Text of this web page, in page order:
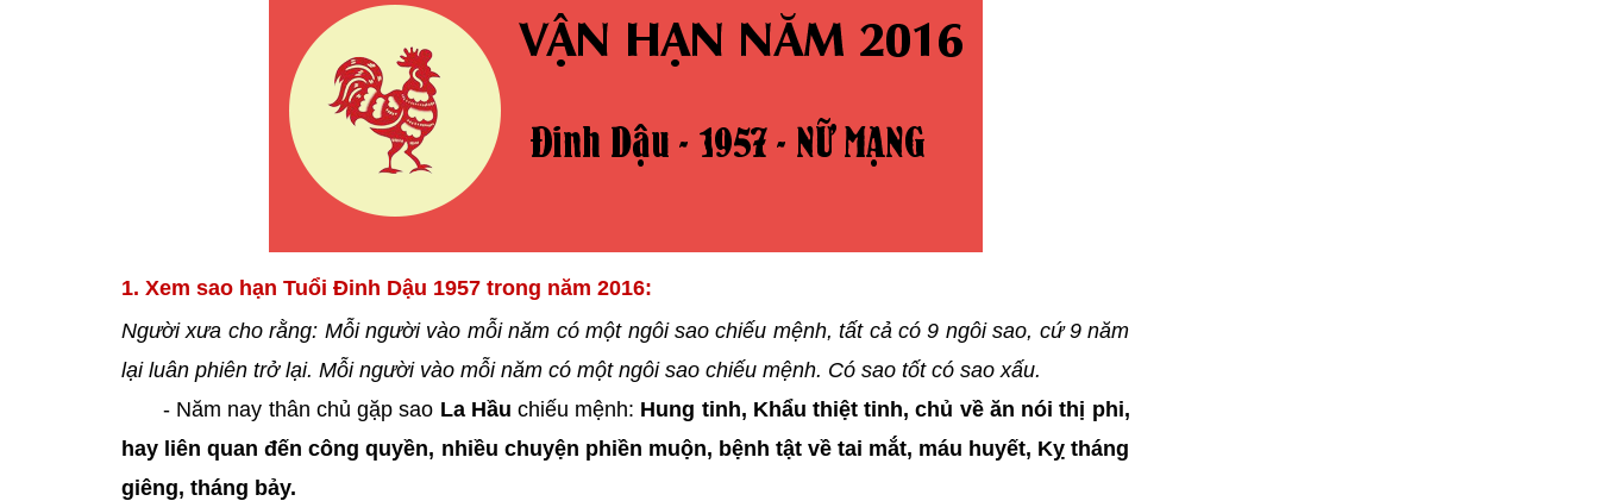
1. Xem sao hạn Tuổi Đinh Dậu 1957 trong năm 2016:
Người xưa cho rằng: Mỗi người vào mỗi năm có một ngôi sao chiếu mệnh, tất cả có 9 ngôi sao, cứ 9 năm
lại luân phiên trở lại. Mỗi người vào mỗi năm có một ngôi sao chiếu mệnh. Có sao tốt có sao xấu.
- Năm nay thân chủ gặp sao La Hầu chiếu mệnh: Hung tinh, Khẩu thiệt tinh, chủ về ăn nói thị phi,
hay liên quan đến công quyền, nhiều chuyện phiền muộn, bệnh tật về tai mắt, máu huyết, Kỵ tháng
giêng, tháng bảy.